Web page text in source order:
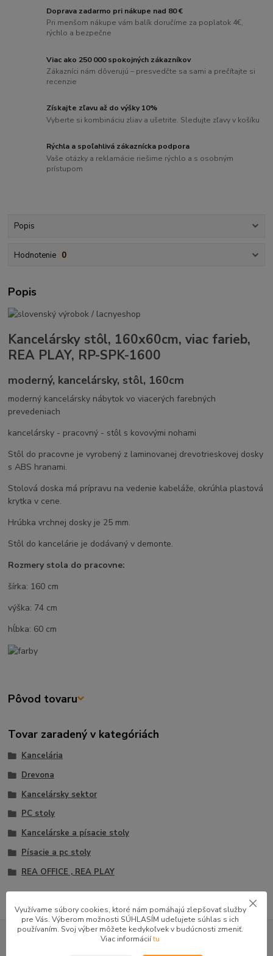
Doprava zadarmo pri nákupe nad 80 €
Pri menšom nákupe vám balík doručíme za poplatok 4€,
rýchlo a bezpečne
Viac ako 250 000 spokojných zákazníkov
Zákazníci nám dôverujú – presvedčte sa sami a prečítajte si
recenzie
Získajte zľavu až do výšky 10%
Vyberte si kombináciu zliav a ušetrite. Sledujte zľavy v košíku
Rýchla a spoľahlivá zákaznícka podpora
Vaše otázky a reklamácie riešime rýchlo a s osobným
prístupom
Popis
Hodnotenie 0
Popis
Kancelársky stôl, 160x60cm, viac farieb,
REA PLAY, RP-SPK-1600
moderný, kancelársky, stôl, 160cm
moderný kancelársky nábytok vo viacerých farebných
prevedeniach
kancelársky - pracovný - stôl s kovovými nohami
Stôl do pracovne je vyrobený z laminovanej drevotrieskovej dosky
s ABS hranami.
Stolová doska má prípravu na vedenie kabeláže, okrúhla plastová
krytka v cene.
Hrúbka vrchnej dosky je 25 mm.
Stôl do kancelárie je dodávaný v demonte.
Rozmery stola do pracovne:
šírka: 160 cm
výška: 74 cm
hĺbka: 60 cm
Pôvod tovaru
Tovar zaradený v kategóriách
Kancelária
Drevona
Kancelársky sektor
PC stoly
Kancelárske a písacie stoly
Písacie a pc stoly
REA OFFICE , REA PLAY
GOOGLE RECENZIE ZÁKAZNÍKOV
Využívame súbory cookies, ktoré nám pomáhajú zlepšovať služby
pre Vás. Výberom možnosti SÚHLASÍM udeľujete súhlas s ich
používaním. Svoj výber môžete kedykoľvek v budúcnosti zmeniť.
Viac informáciítu